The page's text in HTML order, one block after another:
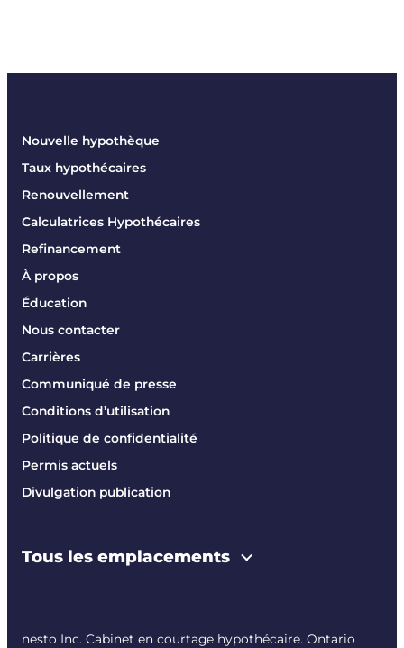
Nouvelle hypothèque
Taux hypothécaires
Renouvellement
Calculatrices Hypothécaires
Refinancement
À propos
Éducation
Nous contacter
Carrières
Communiqué de presse
Conditions d’utilisation
Politique de confidentialité
Permis actuels
Divulgation publication
Tous les emplacements
nesto Inc. Cabinet en courtage hypothécaire. Ontario